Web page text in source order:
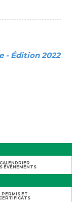
- Édition 2022
CALENDRIER
ÉVÉNEMENTS
PERMIS ET
CERTIFICATS